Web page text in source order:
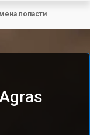
лопасти